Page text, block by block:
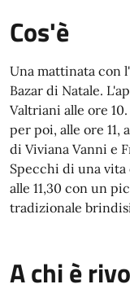
Cos'è
Una mattinata con
Bazar di Natale.
Valtriani alle ore
per poi, alle ore 11,
di Viviana Vanni e
Specchi di una
alle 11,30 con un
tradizionale
A chi è